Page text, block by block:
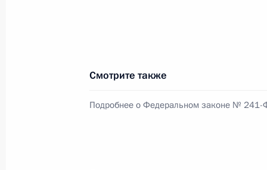
Законом уточняются полномочия
«Росатом»
Смотрите также
Подробнее о Федеральном законе №